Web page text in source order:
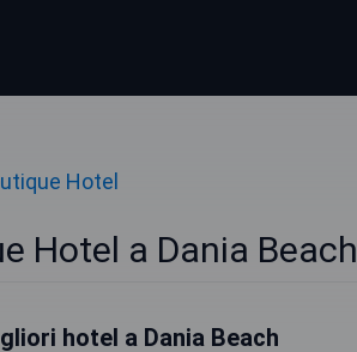
Hotel
Hotel a Dania Beach
hotel a Dania Beach